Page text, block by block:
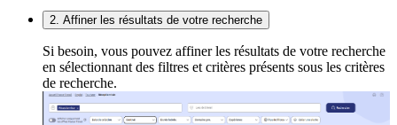
2. Affiner les résultats de votre recherche
Si besoin, vous pouvez affiner les résultats de votre recherche
en sélectionnant des filtres et critères présents sous les critères
de recherche.